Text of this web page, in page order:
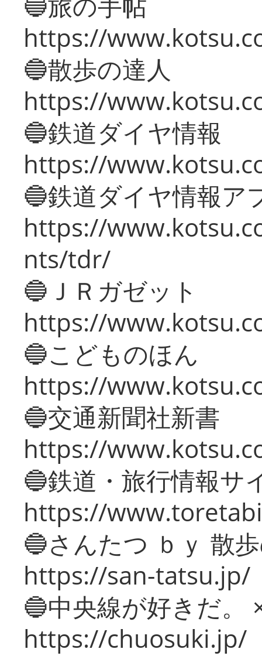
https://
🔵散歩の達人
https://
🔵鉄道ダイヤ情報
https://
🔵鉄道ダイヤ情報ア
https://
nts/tdr/
🔵ＪＲガゼット
https://
🔵こどものほん
https://
🔵交通新聞社新書
https://
🔵鉄道・旅行情報サ
https://
🔵さんたつ ｂｙ 散
https://san-tatsu.jp/
🔵中央線が好きだ。
https://chuosuki.jp/